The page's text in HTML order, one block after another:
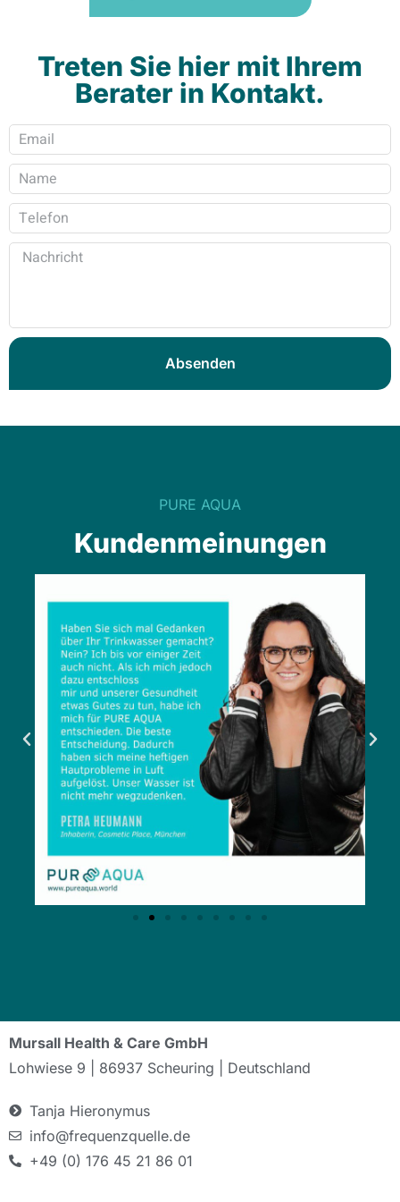
Treten Sie hier mit Ihrem
Berater in Kontakt.
Absenden
PURE AQUA
Kundenmeinungen
Mursall Health & Care GmbH
Lohwiese 9 | 86937 Scheuring | Deutschland
Tanja Hieronymus
info@frequenzquelle.de
+49 (0) 176 45 21 86 01